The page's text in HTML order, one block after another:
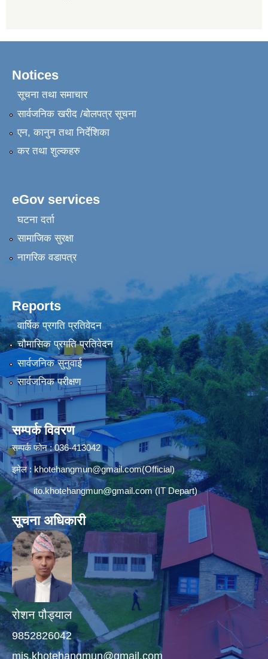
Notices
सूचना तथा समाचार
सार्वजनिक खरीद /बोलपत्र सूचना
एन, कानुन तथा निर्देशिका
कर तथा शुल्कहरु
eGov services
घटना दर्ता
सामाजिक सुरक्षा
नागरिक वडापत्र
Reports
वार्षिक प्रगति प्रतिवेदन
चौमासिक प्रगति प्रतिवेदन
सार्वजनिक सुनुवाई
सार्वजनिक परीक्षण
सम्पर्क विवरण
सम्पर्क फोन : 036-413042
इमेल :khotehangmun@gmail.com(Official)
ito.khotehangmun@gmail.com(IT Depart)
सूचना अधिकारी
रोशन पौड्याल
9852826042
mis.khotehangmun@gmail.com